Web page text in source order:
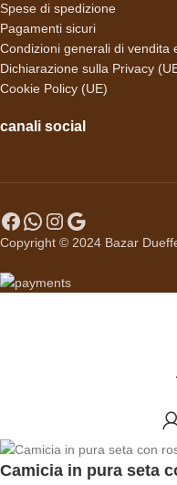
Spese di spedizione
Pagamenti sicuri
Condizioni generali di vendita
Dichiarazione sulla Privacy
Cookie Policy (UE)
canali social
Copyright © 2024 Bazar
Camicia in pura seta